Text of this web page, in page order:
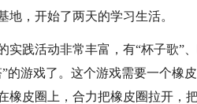
地，开始了两天的学习生活。
实践活动非常丰富，有“杯子歌
”的游戏了。这个游戏需要一个橡
橡皮圈上，合力把橡皮圈拉开，